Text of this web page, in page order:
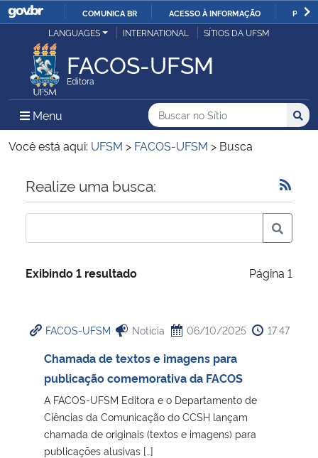
IR
O
COMUNICA BR ACESSO À INFORMAÇÃO
Ministério da Justiça e Segurança Pública
Ministério da Defesa
Ministério das Relações Exteriores
Ministério da Economia
Ministério da Infraestrutura
Ministério da Cidadania
Ministério de Minas e Energia
Ministério da Ciência, Tecnologia, Inovações e Comunicações
LANGUAGES INTERNATIONAL SÍTIOS DA UFSM
FACOS-UFSM
Editora
Menu Menu Principal do Sítio
Busca
Buscar no no Sítio
Busca:
Você está aqui: UFSM > FACOS-UFSM > Busca
Início do conteúdo
Realize uma busca:
Exibindo 1 resultado Página 1
FACOS-UFSM Notícia 06/10/2025 17:47
Chamada de textos e imagens para
publicação comemorativa da FACOS
A FACOS-UFSM Editora e o Departamento de
Ciências da Comunicação do CCSH lançam
chamada de originais (textos e imagens) para
publicações alusivas […]